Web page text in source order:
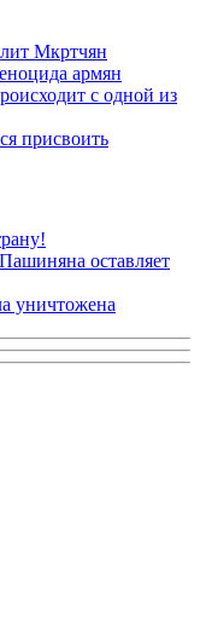
Мкртчян
армян
с одной из
присвоить
оставляет
уничтожена